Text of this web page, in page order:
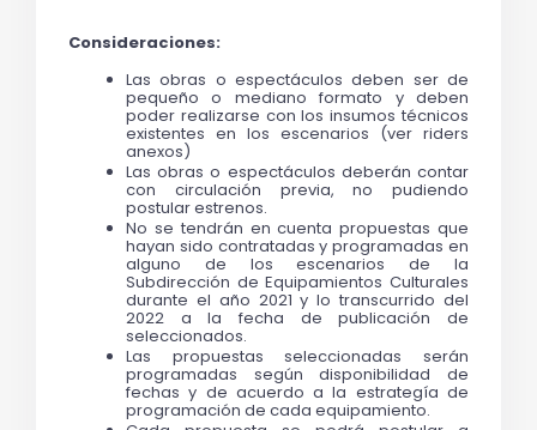
Consideraciones:
Las obras o espectáculos deben ser de
pequeño o mediano formato y deben
poder realizarse con los insumos técnicos
existentes en los escenarios (ver riders
anexos)
Las obras o espectáculos deberán contar
con circulación previa, no pudiendo
postular estrenos.
No se tendrán en cuenta propuestas que
hayan sido contratadas y programadas en
alguno de los escenarios de la
Subdirección de Equipamientos Culturales
durante el año 2021 y lo transcurrido del
2022 a la fecha de publicación de
seleccionados.
Las propuestas seleccionadas serán
programadas según disponibilidad de
fechas y de acuerdo a la estrategía de
programación de cada equipamiento.